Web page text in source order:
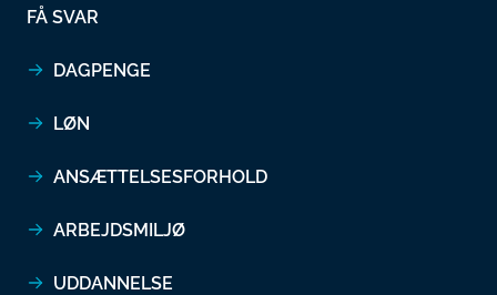
FÅ SVAR
DAGPENGE
LØN
ANSÆTTELSESFORHOLD
ARBEJDSMILJØ
UDDANNELSE